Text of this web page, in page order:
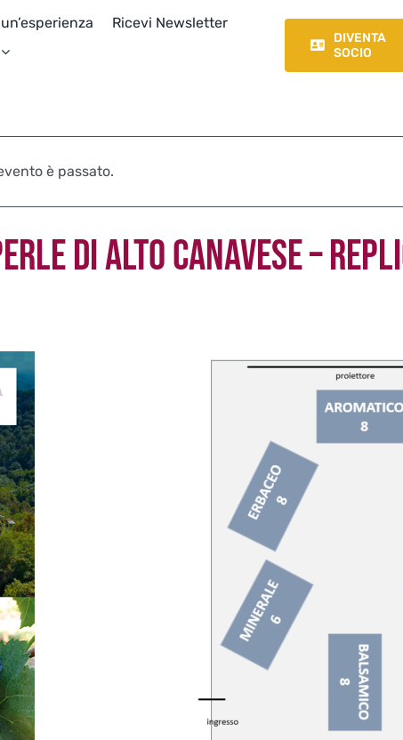
Ricevi Newsletter
DIVENTA
SOCIO
è passato.
DI ALTO CANAVESE –